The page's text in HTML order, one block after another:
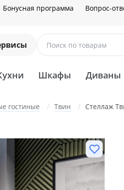
Бонусная программа Вопрос-
Поиск по товарам
Шкафы Диваны
гостиные Твин Стеллаж